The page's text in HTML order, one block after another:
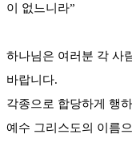
이 없느니라”
하나님은 여러분 각 사
바랍니다.
각종으로 합당하게 행
예수 그리스도의 이름